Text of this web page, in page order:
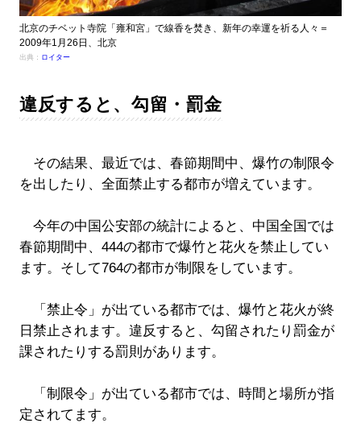
北京のチベット寺院「雍和宮」で線香を焚き、新年の幸運を祈る人々＝
2009年1月26日、北京
出典： ロイター
違反すると、勾留・罰金
その結果、最近では、春節期間中、爆竹の制限令
を出したり、全面禁止する都市が増えています。
今年の中国公安部の統計によると、中国全国では
春節期間中、444の都市で爆竹と花火を禁止してい
ます。そして764の都市が制限をしています。
「禁止令」が出ている都市では、爆竹と花火が終
日禁止されます。違反すると、勾留されたり罰金が
課されたりする罰則があります。
「制限令」が出ている都市では、時間と場所が指
定されてます。